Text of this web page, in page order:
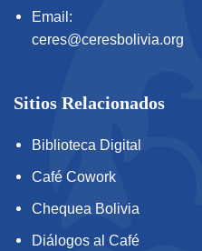
Email:
ceres@ceresbolivia.org
Sitios Relacionados
Biblioteca Digital
Café Cowork
Chequea Bolivia
Diálogos al Café